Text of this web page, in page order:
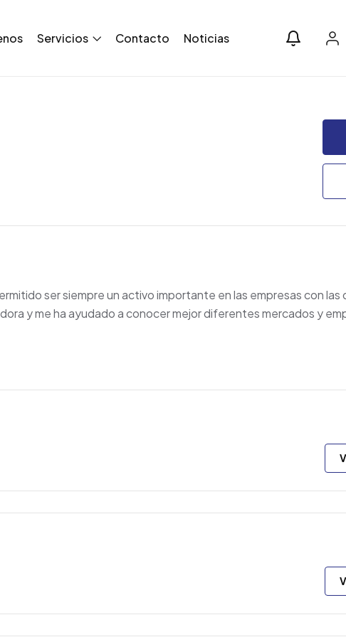
Servicios Contacto Noticias
ser siempre un activo importante en las empresas con las
y me ha ayudado a conocer mejor diferentes mercados y